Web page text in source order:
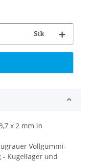
Stk
x 2 mm in
Vollgummi-
- Kugellager und